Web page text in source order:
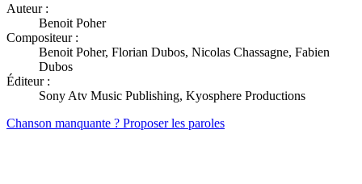
Auteur :
Benoit Poher
Compositeur :
Benoit Poher, Florian Dubos, Nicolas Chassagne, Fabien
Dubos
Éditeur :
Sony Atv Music Publishing, Kyosphere Productions
Chanson manquante ? Proposer les paroles